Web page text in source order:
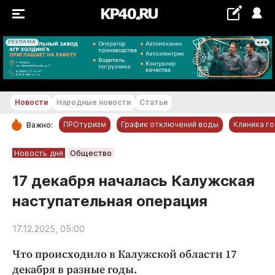
РЕКЛАМА
+22...+23 °С
РУБРИКИ
Обнинск
Новости компаний
Статьи
Народные новости
Благоустройство
Новости Народные новости Статьи
Важно: ПРОтуризм График отключений воды Клиника
Новость дня Общество
17 декабря началась Калужская
наступательная операция
17.12.2025, 05:00
Что происходило в Калужской области 17
декабря в разные годы.